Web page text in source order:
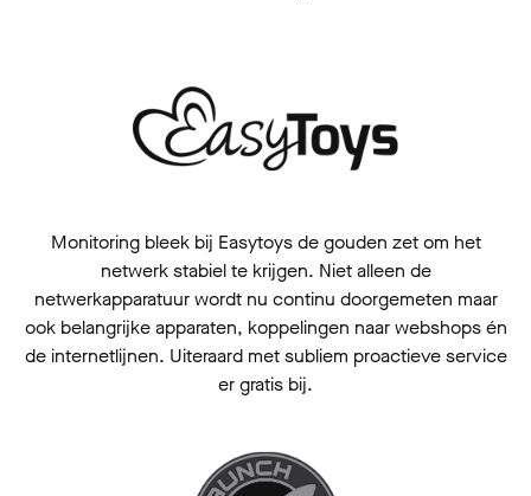
Monitoring bleek bij Easytoys de gouden zet om het
netwerk stabiel te krijgen. Niet alleen de
netwerkapparatuur wordt nu continu doorgemeten maar
ook belangrijke apparaten, koppelingen naar webshops én
de internetlijnen. Uiteraard met subliem proactieve service
er gratis bij.